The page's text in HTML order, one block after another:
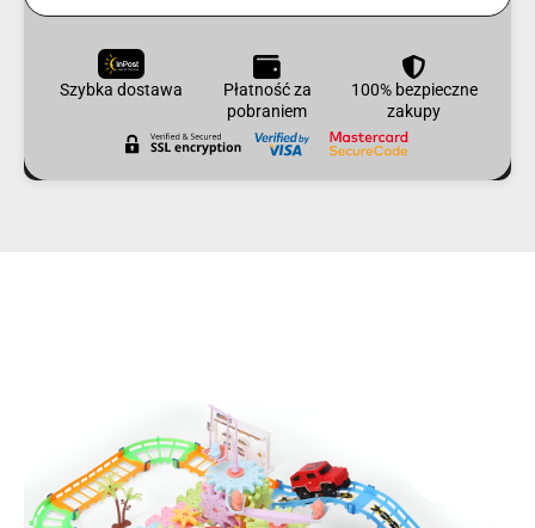
Szybka dostawa
Płatność za
pobraniem
100% bezpieczne
zakupy